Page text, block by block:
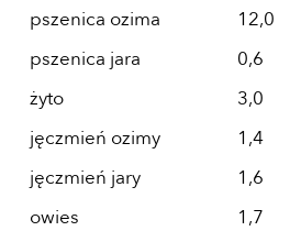
pszenica ozima
12,0
pszenica jara
0,6
żyto
3,0
jęczmień ozimy
1,4
jęczmień jary
1,6
owies
1,7